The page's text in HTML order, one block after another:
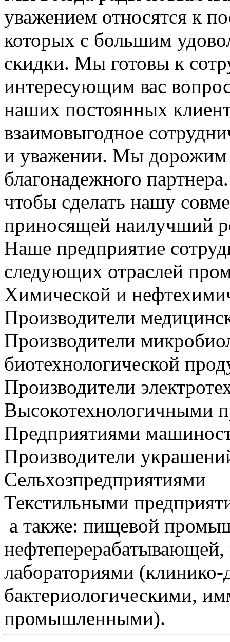
уважением относятся к
которых с большим
скидки. Мы готовы к
интересующим вас
наших постоянных
взаимовыгодное
и уважении. Мы дорожим
благонадежного
чтобы сделать нашу
приносящей наилучший
Наше предприятие
следующих отраслей
Химической и
Производители
Производители
биотехнологической
Производители
Высокотехнологичными
Предприятиями
Производители
Сельхозпредприятиями
Текстильными
а также: пищевой
лабораториями
бактериологическими,
промышленными).